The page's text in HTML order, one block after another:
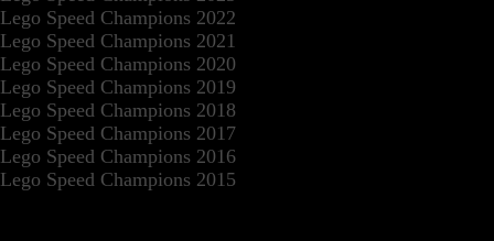
Lego Speed Champions 2022
Lego Speed Champions 2021
Lego Speed Champions 2020
Lego Speed Champions 2019
Lego Speed Champions 2018
Lego Speed Champions 2017
Lego Speed Champions 2016
Lego Speed Champions 2015